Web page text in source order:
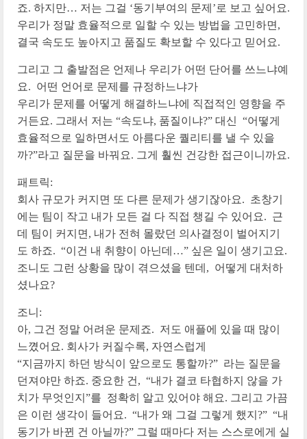
죠. 하지만… 저는 그걸 ‘동기부여의 문제’로 보고 싶어요.
우리가 정말 효율적으로 일할 수 있는 방법을 고민하면,
결국 속도도 높아지고 품질도 확보할 수 있다고 믿어요.
그리고 그 출발점은 언제나 우리가 어떤 단어를 쓰느냐예
요. 어떤 언어로 문제를 규정하느냐가
우리가 문제를 어떻게 해결하느냐에 직접적인 영향을 주
거든요. 그래서 저는 “속도냐, 품질이냐?” 대신 “어떻게
효율적으로 일하면서도 아름다운 퀄리티를 낼 수 있을
까?”라고 질문을 바꿔요. 그게 훨씬 건강한 접근이니까요.
패트릭:
회사 규모가 커지면 또 다른 문제가 생기잖아요. 초창기
에는 팀이 작고 내가 모든 걸 다 직접 챙길 수 있어요. 근
데 팀이 커지면, 내가 전혀 몰랐던 의사결정이 벌어지기
도 하죠. “이건 내 취향이 아닌데…” 싶은 일이 생기고요.
조니도 그런 상황을 많이 겪으셨을 텐데, 어떻게 대처하
셨나요?
조니:
아, 그건 정말 어려운 문제죠. 저도 애플에 있을 때 많이
느꼈어요. 회사가 커질수록, 자연스럽게
“지금까지 하던 방식이 앞으로도 통할까?” 라는 질문을
던져야만 하죠. 중요한 건, “내가 결코 타협하지 않을 가
치가 무엇인지”를 정확히 알고 있어야 해요. 그리고 가끔
은 이런 생각이 들어요. “내가 왜 그걸 그렇게 했지?” “내
동기가 바뀐 건 아닐까?” 그럴 때마다 저는 스스로에게 실